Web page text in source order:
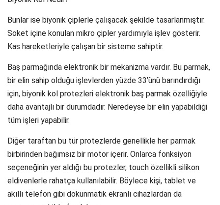
Bunlar ise biyonik çiplerle çalışacak şekilde tasarlanmıştır.
Soket içine konulan mikro çipler yardımıyla işlev gösterir.
Kas hareketleriyle çalışan bir sisteme sahiptir.
Baş parmağında elektronik bir mekanizma vardır. Bu parmak,
bir elin sahip olduğu işlevlerden yüzde 33’ünü barındırdığı
için, biyonik kol protezleri elektronik baş parmak özelliğiyle
daha avantajlı bir durumdadır. Neredeyse bir elin yapabildiği
tüm işleri yapabilir.
Diğer taraftan bu tür protezlerde genellikle her parmak
birbirinden bağımsız bir motor içerir. Onlarca fonksiyon
seçeneğinin yer aldığı bu protezler, touch özellikli silikon
eldivenlerle rahatça kullanılabilir. Böylece kişi, tablet ve
akıllı telefon gibi dokunmatik ekranlı cihazlardan da